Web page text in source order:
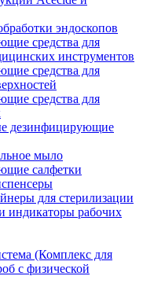
эндоскопов
средства для
инструментов
средства для
средства для
дезинфицирующие
мыло
салфетки
для стерилизации
индикаторы рабочих
(Комплекс для
с физической